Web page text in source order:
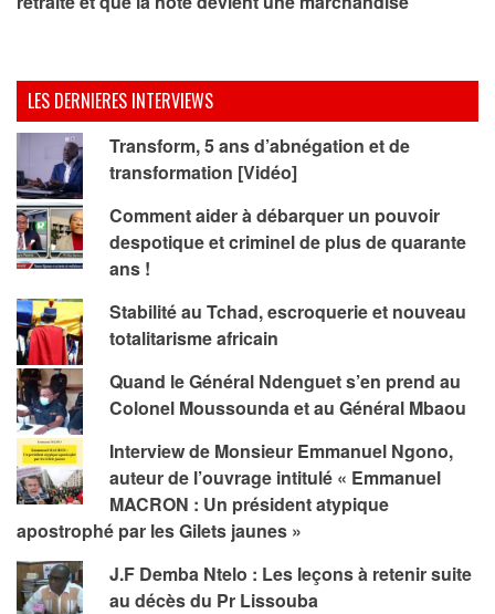
LES DERNIERES INTERVIEWS
Transform, 5 ans d’abnégation et de
transformation [Vidéo]
Comment aider à débarquer un pouvoir
despotique et criminel de plus de quarante
ans !
Stabilité au Tchad, escroquerie et nouveau
totalitarisme africain
Quand le Général Ndenguet s’en prend au
Colonel Moussounda et au Général Mbaou
Interview de Monsieur Emmanuel Ngono,
auteur de l’ouvrage intitulé « Emmanuel
MACRON : Un président atypique
apostrophé par les Gilets jaunes »
J.F Demba Ntelo : Les leçons à retenir suite
au décès du Pr Lissouba